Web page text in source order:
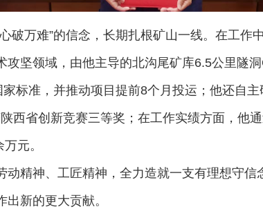
破万难”的信念，长期扎根矿山一线。在工作
坚领域，由他主导的北沟尾矿库6.5公里隧
标准，并推动项目提前8个月投运；他还自
西省创新竞赛三等奖；在工作实绩方面，他
元。
动精神、工匠精神，全力造就一支有理想守
新的更大贡献。